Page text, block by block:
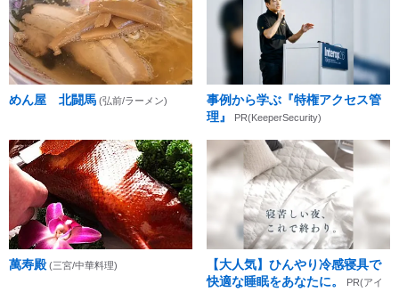
めん屋 北闘馬 (弘前/ラーメン)
事例から学ぶ『特権アクセス管
理』
PR(KeeperSecurity)
萬寿殿 (三宮/中華料理)
【大人気】ひんやり冷感寝具で
快適な睡眠をあなたに。
PR(アイ